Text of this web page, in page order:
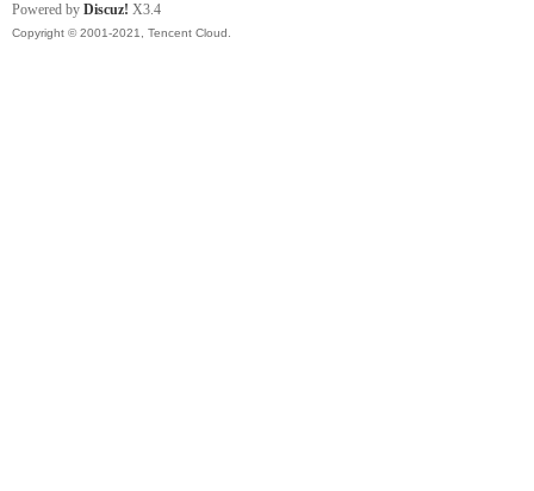
Powered by Discuz! X3.4
Copyright © 2001-2021, Tencent Cloud.